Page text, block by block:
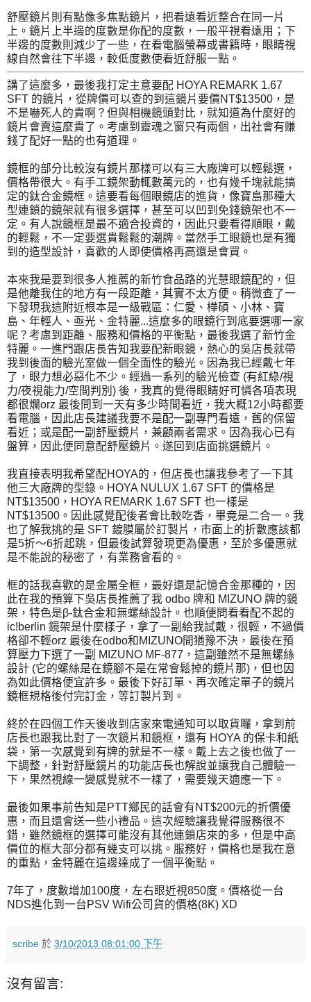
舒壓鏡片則有點像多焦點鏡片，把看遠看近整合在同一片
上。鏡片上半邊的度數是你配的度數，一般平視看遠用；下
半邊的度數則減少了一些，在看電腦螢幕或書籍時，眼睛視
線自然會往下半邊，較低度數使看近舒服一點。
講了這麼多，最後我打定主意要配 HOYA REMARK 1.67
SFT 的鏡片，從牌價可以查的到這鏡片要價NT$13500，是
不是嚇死人的貴啊？但與相機鏡頭對比，就知道為什麼好的
鏡片會賣這麼貴了。考慮到靈魂之窗只有兩個，出社會有賺
錢了配好一點的也有道理。
鏡框的部分比較沒有鏡片那樣可以有三大廠牌可以輕鬆選，
價格帶很大。有手工鏡架動輒數萬元的，也有幾千塊就能搞
定的鈦合金鏡框。這要看每個眼鏡店的進貨，像寶島那種大
型連鎖的鏡架就有很多選擇，甚至可以凹到免錢鏡架也不一
定。有人說鏡框是最不適合投資的，因此只要看得順眼，戴
的輕鬆，不一定要選貴鬆鬆的潮牌。當然手工眼鏡也是有獨
到的造型設計，喜歡的人即使價格再高還是會買。
本來我是要到很多人推薦的新竹食品路的光慧眼鏡配的，但
是他離我住的地方有一段距離，其實不太方便。稍微查了一
下發現我這附近根本是一級戰區：仁愛、樺碩、小林、寶
島、年輕人、亟光、金特麗...這麼多的眼鏡行到底要選哪一家
呢？考慮到距離、服務和價格的平衡點，最後我選了新竹金
特麗。一進門跟店長告知我要配新眼鏡，熱心的吳店長就帶
我到後面的驗光室做一個全面性的驗光。因為我已經戴七年
了，眼力想必惡化不少。經過一系列的驗光檢查 (有紅綠/視
力/夜視能力/空間判別) 後，我真的覺得眼睛好可憐各項表現
都很爛orz 最後問到一天有多少時間看近，我大概12小時都要
看電腦，因此店長建議我要不是配一副專門看遠，舊的保留
看近；或是配一副舒壓鏡片，兼顧兩者需求。因為我心已有
盤算，因此便同意配舒壓鏡片。遂回到店面挑選鏡片。
我直接表明我希望配HOYA的，但店長也讓我參考了一下其
他三大廠牌的型錄。HOYA NULUX 1.67 SFT 的價格是
NT$13500，HOYA REMARK 1.67 SFT 也一樣是
NT$13500。因此感覺配後者會比較吃香，畢竟是二合一。我
也了解我挑的是 SFT 鍍膜屬於訂製片，市面上的折數應該都
是5折～6折起跳，但最後試算發現更為優惠，至於多優惠就
是不能說的秘密了，有業務會看的。
框的話我喜歡的是金屬全框，最好還是記憶合金那種的，因
此在我的預算下吳店長推薦了我 odbo 牌和 MIZUNO 牌的鏡
架，特色是β-鈦合金和無螺絲設計。也順便問看看配不起的
ic!berlin 鏡架是什麼樣子，拿了一副給我試戴，很輕，不過價
格卻不輕orz 最後在odbo和MIZUNO間猶豫不決，最後在預
算壓力下選了一副 MIZUNO MF-877，這副雖然不是無螺絲
設計 (它的螺絲是在鏡腳不是在常會鬆掉的鏡片那)，但也因
為如此價格便宜許多。最後下好訂單、再次確定單子的鏡片
鏡框規格後付完訂金，等訂製片到。
終於在四個工作天後收到店家來電通知可以取貨囉，拿到前
店長也跟我比對了一次鏡片和鏡框，還有 HOYA 的保卡和紙
袋，第一次感覺到有牌的就是不一樣。戴上去之後也做了一
下調整，針對舒壓鏡片的功能店長也解說並讓我自己體驗一
下，果然視線一變感覺就不一樣了，需要幾天適應一下。
最後如果事前告知是PTT鄉民的話會有NT$200元的折價優
惠，而且還會送一些小禮品。這次經驗讓我覺得服務很不
錯，雖然鏡框的選擇可能沒有其他連鎖店來的多，但是中高
價位的框大部分都有幾支可以挑。服務好，價格也是我在意
的重點，金特麗在這邊達成了一個平衡點。
7年了，度數增加100度，左右眼近視850度。價格從一台
NDS進化到一台PSV Wifi公司貨的價格(8K) XD
scribe 於 3/10/2013 08:01:00 下午
沒有留言: